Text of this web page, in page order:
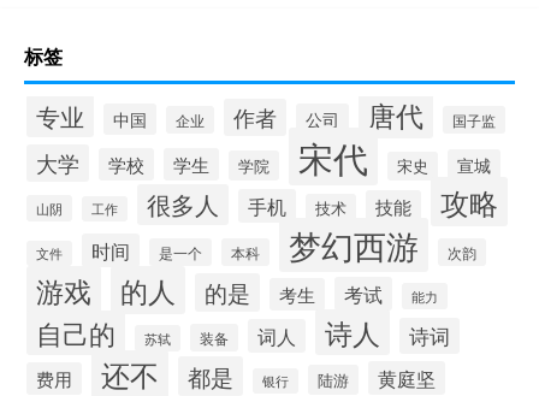
标签
专业 中国 企业 作者 公司 唐代 国子监
大学 学校 学生 学院 宋代 宋史 宣城
山阴 工作 很多人 手机 技术 技能 攻略
文件 时间 是一个 本科 梦幻西游 次韵
游戏 的人 的是 考生 考试 能力
自己的 苏轼 装备 词人 诗人 诗词
费用 还不 都是 银行 陆游 黄庭坚